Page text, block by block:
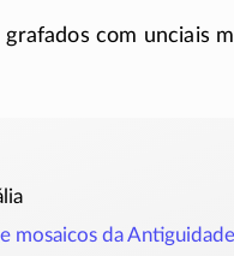
com unciais
mosaicos da Antiguidade